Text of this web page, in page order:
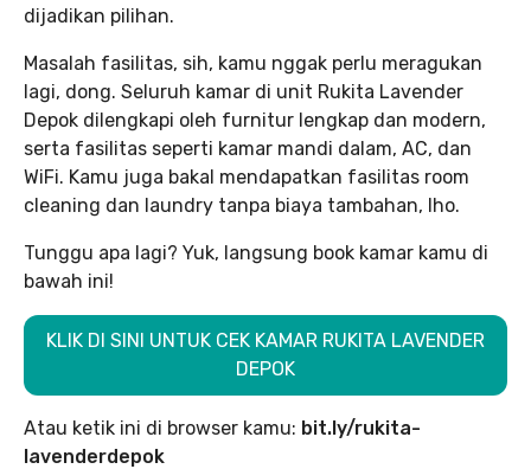
dijadikan pilihan.
Masalah fasilitas, sih, kamu nggak perlu meragukan
lagi, dong. Seluruh kamar di unit Rukita Lavender
Depok dilengkapi oleh furnitur lengkap dan modern,
serta fasilitas seperti kamar mandi dalam, AC, dan
WiFi. Kamu juga bakal mendapatkan fasilitas room
cleaning dan laundry tanpa biaya tambahan, lho.
Tunggu apa lagi? Yuk, langsung book kamar kamu di
bawah ini!
KLIK DI SINI UNTUK CEK KAMAR RUKITA LAVENDER
DEPOK
Atau ketik ini di browser kamu: bit.ly/rukita-
lavenderdepok